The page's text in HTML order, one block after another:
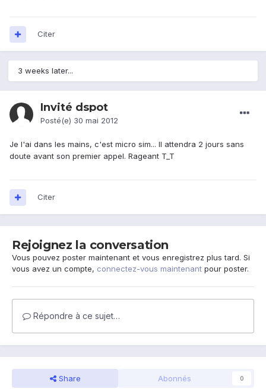
Citer
3 weeks later...
Invité dspot
Posté(e) 30 mai 2012
Je l'ai dans les mains, c'est micro sim... Il attendra 2 jours sans
doute avant son premier appel. Rageant T_T
Citer
Rejoignez la conversation
Vous pouvez poster maintenant et vous enregistrez plus tard. Si
vous avez un compte, connectez-vous maintenant pour poster.
Répondre à ce sujet…
Share Abonnés 0